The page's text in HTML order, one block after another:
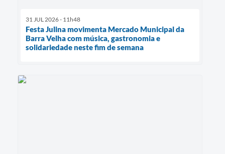
31 JUL 2026 - 11h48
Festa Julina movimenta Mercado Municipal da
Barra Velha com música, gastronomia e
solidariedade neste fim de semana